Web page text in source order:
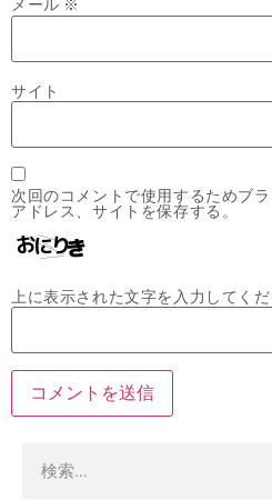
メール ※
サイト
次回のコメントで使用するためブ
アドレス、サイトを保存する。
上に表示された文字を入力してくだ